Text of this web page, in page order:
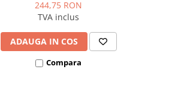
244,75 RON
TVA inclus
ADAUGA IN COS
Compara